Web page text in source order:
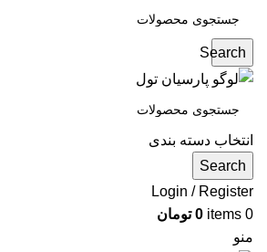
Search
انتخاب دسته بندی
Search
Login / Register
0
items
0 تومان
منو